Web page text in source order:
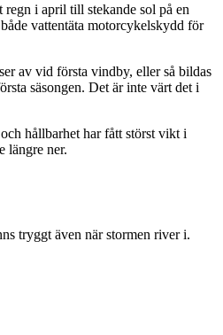
i april till stekande sol på en
vattentäta motorcykelskydd för
av vid första vindby, eller så bildas
säsongen. Det är inte värt det i
hållbarhet har fått störst vikt i
längre ner.
tryggt även när stormen river i.